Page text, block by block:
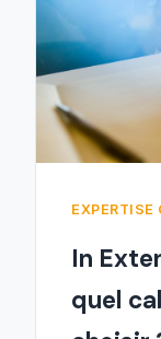
EXPERTISE
In
quel